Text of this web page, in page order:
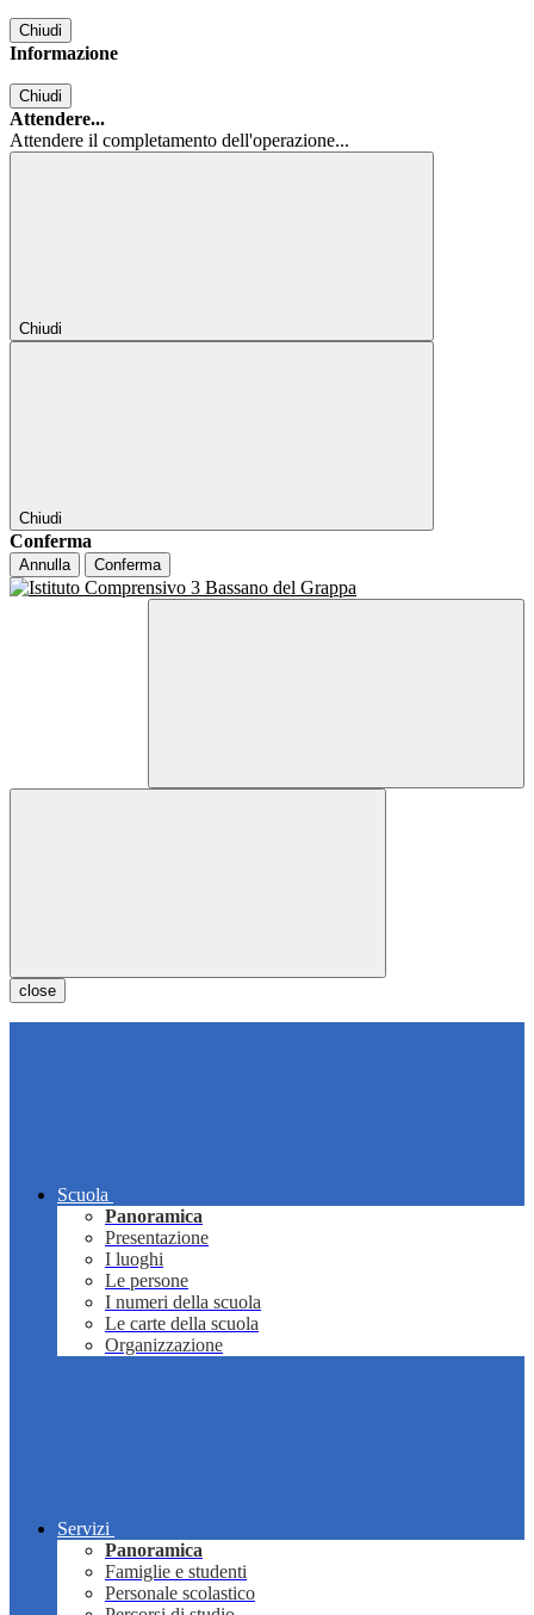
Chiudi
Informazione
Chiudi
Attendere...
Attendere il completamento dell'operazione...
Chiudi
Chiudi
Conferma
Annulla Conferma
close
Scuola
Panoramica
Presentazione
I luoghi
Le persone
I numeri della scuola
Le carte della scuola
Organizzazione
Servizi
Panoramica
Famiglie e studenti
Personale scolastico